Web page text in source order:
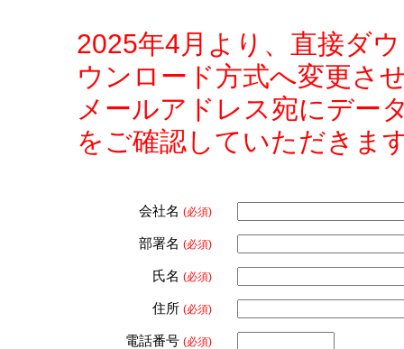
2025年4月より、直接ダ
ウンロード方式へ変更さ
メールアドレス宛にデー
をご確認していただきま
会社名 (必須)
部署名 (必須)
氏名 (必須)
住所 (必須)
電話番号 (必須)